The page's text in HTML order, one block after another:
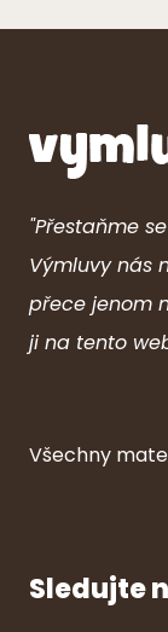
"Přestaňme
Výmluvy nás
přece jenom
ji na tento
Všechny ma
Sledujte